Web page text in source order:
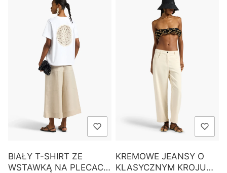
BIAŁY T-SHIRT ZE
WSTAWKĄ NA PLECACH
KREMOWE JEANSY O
KLASYCZNYM KROJU